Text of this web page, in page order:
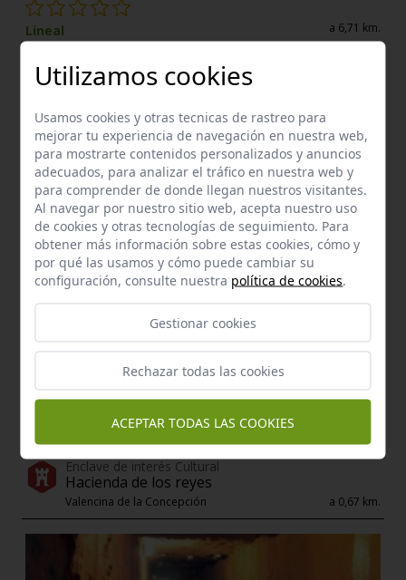
Lineal
a 6,71 km.
Valencina de la Concepción
Enclave de interés Cultural
Hacienda de los reyes
Valencina de la Concepción a 0,67 km.
Utilizamos cookies
Usamos cookies y otras tecnicas de rastreo para
mejorar tu experiencia de navegación en nuestra web,
para mostrarte contenidos personalizados y anuncios
adecuados, para analizar el tráfico en nuestra web y
para comprender de donde llegan nuestros visitantes.
Al navegar por nuestro sitio web, acepta nuestro uso
de cookies y otras tecnologías de seguimiento. Para
obtener más información sobre estas cookies, cómo y
por qué las usamos y cómo puede cambiar su
configuración, consulte nuestra política de cookies.
Gestionar cookies
Rechazar todas las cookies
ACEPTAR TODAS LAS COOKIES